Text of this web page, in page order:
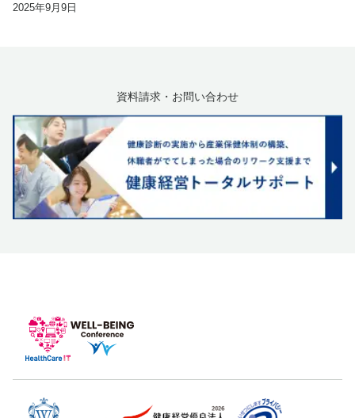
2025年9月9日
資料請求・お問い合わせ